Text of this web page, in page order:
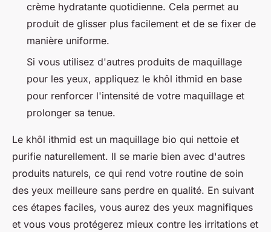
crème hydratante quotidienne. Cela permet au
produit de glisser plus facilement et de se fixer de
manière uniforme.
Si vous utilisez d'autres produits de maquillage
pour les yeux, appliquez le khôl ithmid en base
pour renforcer l'intensité de votre maquillage et
prolonger sa tenue.
Le khôl ithmid est un maquillage bio qui nettoie et
purifie naturellement. Il se marie bien avec d'autres
produits naturels, ce qui rend votre routine de soin
des yeux meilleure sans perdre en qualité. En suivant
ces étapes faciles, vous aurez des yeux magnifiques
et vous vous protégerez mieux contre les irritations et